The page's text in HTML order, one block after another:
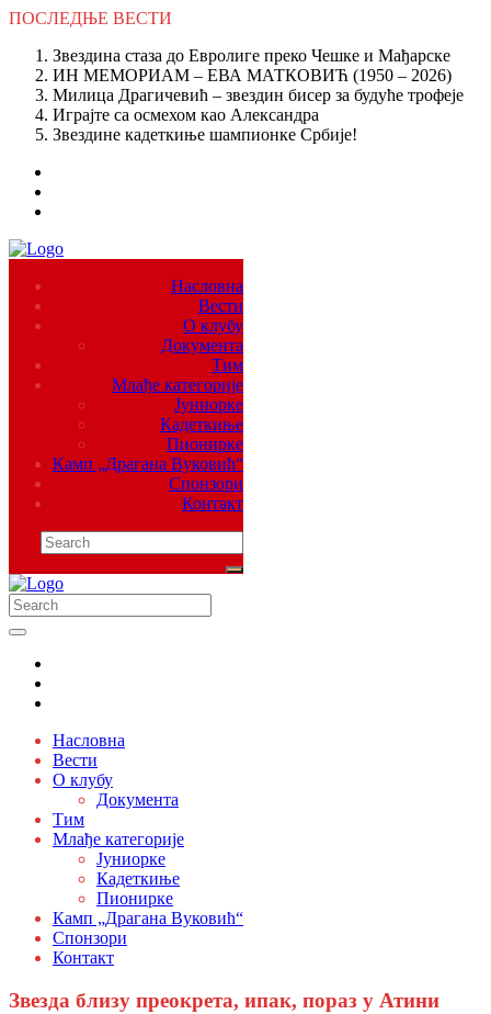
ПОСЛЕДЊЕ ВЕСТИ
Звездина стаза до Евролиге преко Чешке и Мађарске
ИН МЕМОРИАМ – ЕВА МАТКОВИЋ (1950 – 2026)
Милица Драгичевић – звездин бисер за будуће трофеје
Играјте са осмехом као Александра
Звездине кадеткиње шампионке Србије!
Насловна
Вести
О клубу
Документа
Тим
Млађе категорије
Јуниорке
Кадеткиње
Пионирке
Камп „Драгана Вуковић“
Спонзори
Контакт
Насловна
Вести
О клубу
Документа
Тим
Млађе категорије
Јуниорке
Кадеткиње
Пионирке
Камп „Драгана Вуковић“
Спонзори
Контакт
Звезда близу преокрета, ипак, пораз у Атини